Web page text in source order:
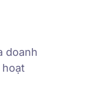
doanh
hoạt